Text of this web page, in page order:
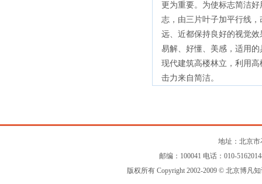
更为重要。为使标志简洁
志，由三片叶子加平行线
远、近都保持良好的视觉
易解、好懂、美感，适用的
现代建筑高楼林立，利用
击力来自简洁。
地址：北京市
邮编：100041 电话：010-
版权所有 Copyright 2002-2009 © 北京博凡